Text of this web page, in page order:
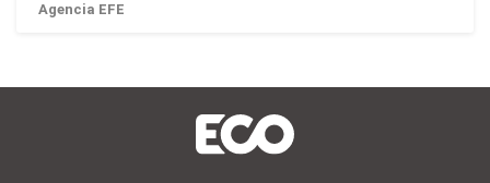
Agencia EFE